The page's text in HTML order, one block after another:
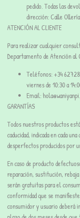
pedido. Todas las
dirección: Calle
ATENCIÓN AL CLIENTE
Para realizar cualquier
Departamento de Atención
Teléfonos: +34
viernes de 10:30 a
Email:
GARANTÍAS
Todos nuestros productos
caducidad, indicada en cada
desperfectos producidos por
En caso de producto
reparación, sustitución,
serán gratuitas para el
conformidad que se
consumidor y usuario deberá